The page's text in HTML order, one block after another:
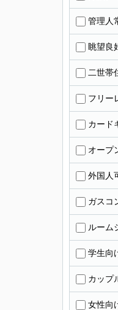
管理人
眺望良
二世帯
フリー
カード
オープ
外国人
ガスコ
ルーム
学生向
カップ
女性向